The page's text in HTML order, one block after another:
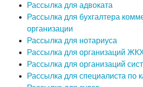
Рассылка для адвоката
Рассылка для бухгалтера
организации
Рассылка для нотариуса
Рассылка для организаций
Рассылка для организаций
Рассылка для специалиста по